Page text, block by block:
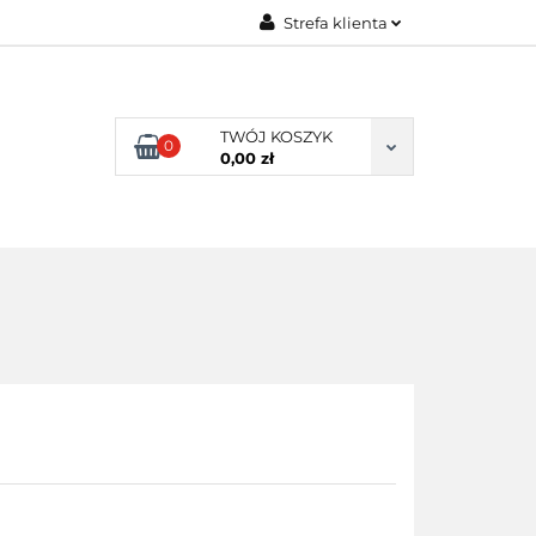
Strefa klienta
Zarejestruj się
Dodaj zgłoszenie
0
TWÓJ KOSZYK
0,00 zł
KLIENCI